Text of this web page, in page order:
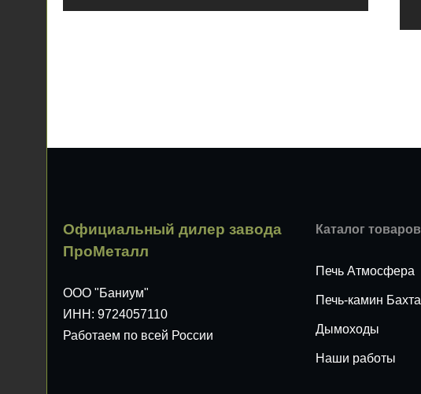
Официальный дилер завода
ПроМеталл
ООО "Баниум"
ИНН: 9724057110
Работаем по всей России
Каталог товаров
Печь Атмосфера
Печь-камин Бахта
Дымоходы
Наши работы